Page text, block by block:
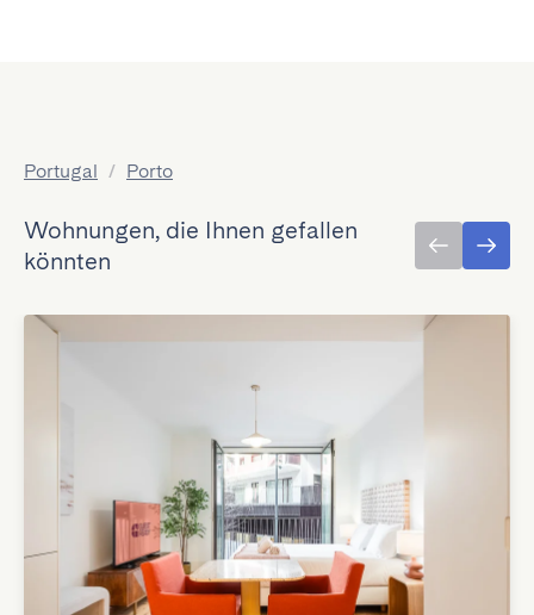
Portugal / Porto
Wohnungen, die Ihnen gefallen
könnten